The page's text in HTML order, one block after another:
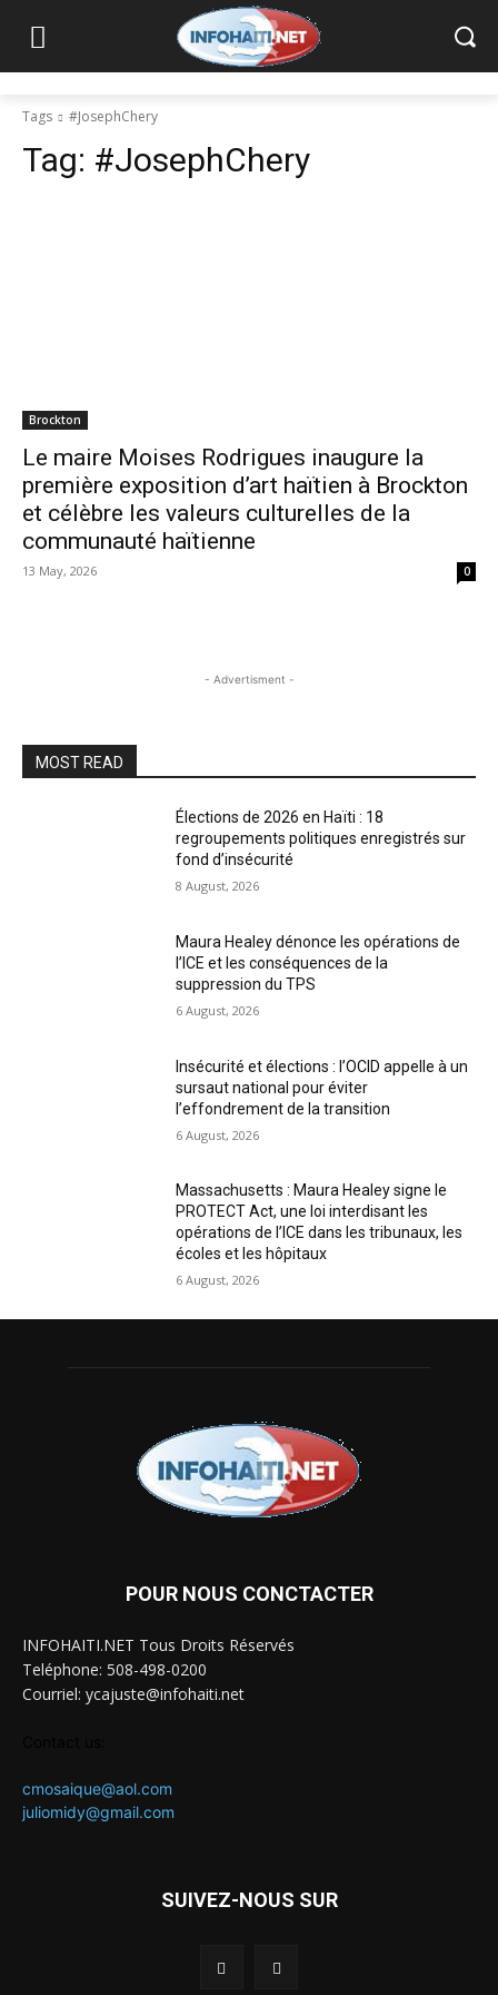
Tags #JosephChery
Tag: #JosephChery
Brockton
Le maire Moises Rodrigues inaugure la
première exposition d’art haïtien à Brockton
et célèbre les valeurs culturelles de la
communauté haïtienne
13 May, 2026 0
- Advertisment -
MOST READ
Élections de 2026 en Haïti : 18
regroupements politiques enregistrés sur
fond d’insécurité
8 August, 2026
Maura Healey dénonce les opérations de
l’ICE et les conséquences de la
suppression du TPS
6 August, 2026
Insécurité et élections : l’OCID appelle à un
sursaut national pour éviter
l’effondrement de la transition
6 August, 2026
Massachusetts : Maura Healey signe le
PROTECT Act, une loi interdisant les
opérations de l’ICE dans les tribunaux, les
écoles et les hôpitaux
6 August, 2026
POUR NOUS CONCTACTER
INFOHAITI.NET Tous Droits Réservés
Teléphone: 508-498-0200
Courriel: ycajuste@infohaiti.net
cmosaique@aol.com
juliomidy@gmail.com
SUIVEZ-NOUS SUR